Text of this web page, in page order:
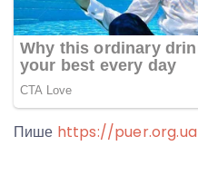
Пише https://puer.org.ua